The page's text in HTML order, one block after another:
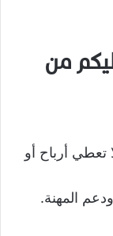
من
تعطي أرباح أو
المهنة.